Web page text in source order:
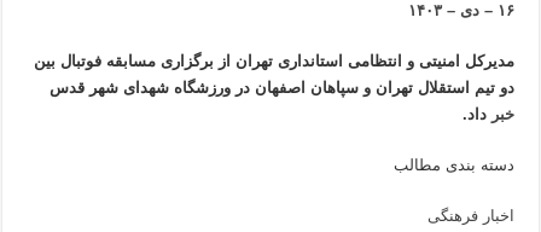
۱۶ – دی – ۱۴۰۳
مدیرکل امنیتی و انتظامی استانداری تهران از برگزاری مسابقه فوتبال بین
دو تیم استقلال تهران و سپاهان اصفهان در ورزشگاه شهدای شهر قدس
خبر داد.
دسته بندی مطالب
اخبار فرهنگی